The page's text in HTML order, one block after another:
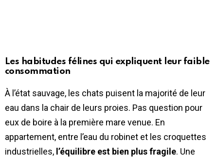
Les habitudes félines qui expliquent leur faible
consommation
À l’état sauvage, les chats puisent la majorité de leur
eau dans la chair de leurs proies. Pas question pour
eux de boire à la première mare venue. En
appartement, entre l’eau du robinet et les croquettes
industrielles, l’équilibre est bien plus fragile. Une